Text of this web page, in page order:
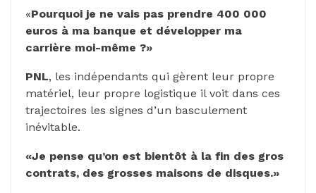
«Pourquoi je ne vais pas prendre 400 000
euros à ma banque et développer ma
carrière moi-même ?»
PNL, les indépendants qui gèrent leur propre
matériel, leur propre logistique il voit dans ces
trajectoires les signes d’un basculement
inévitable.
«Je pense qu’on est bientôt à la fin des gros
contrats, des grosses maisons de disques.»